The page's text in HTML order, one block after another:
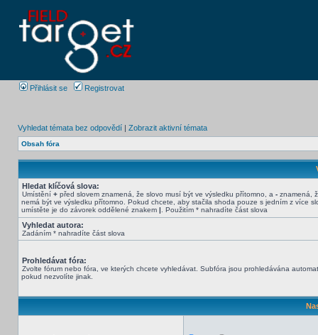
Přihlásit se Registrovat
Vyhledat témata bez odpovědí | Zobrazit aktivní témata
Obsah fóra
Hledat klíčová slova:
Umístění + před slovem znamená, že slovo musí být ve výsledku přítomno, a - znamená,
nemá být ve výsledku přítomno. Pokud chcete, aby stačila shoda pouze s jedním z více
umístěte je do závorek oddělené znakem | . Použitím * nahradíte část slova
Vyhledat autora:
Zadáním * nahradíte část slova
Prohledávat fóra:
Zvolte fórum nebo fóra, ve kterých chcete vyhledávat. Subfóra jsou prohledávána
pokud nezvolíte jinak.